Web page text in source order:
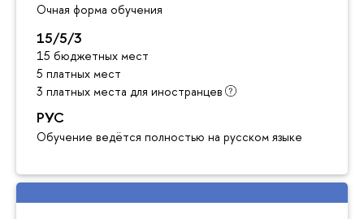
Очная форма обучения
15/5/3
15 бюджетных мест
5 платных мест
3 платных места для иностранцев
РУС
Обучение ведётся полностью на русском языке